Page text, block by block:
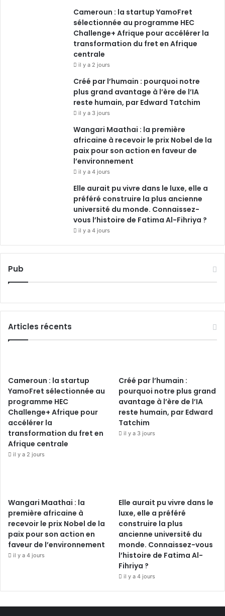
Cameroun : la startup YamoFret
sélectionnée au programme HEC
Challenge+ Afrique pour accélérer la
transformation du fret en Afrique
centrale
il y a 2 jours
Créé par l’humain : pourquoi notre
plus grand avantage à l’ère de l’IA
reste humain, par Edward Tatchim
il y a 3 jours
Wangari Maathai : la première
africaine à recevoir le prix Nobel de la
paix pour son action en faveur de
l’environnement
il y a 4 jours
Elle aurait pu vivre dans le luxe, elle a
préféré construire la plus ancienne
université du monde. Connaissez-
vous l’histoire de Fatima Al-Fihriya ?
il y a 4 jours
Pub
Articles récents
Cameroun : la startup
YamoFret sélectionnée au
programme HEC
Challenge+ Afrique pour
accélérer la
transformation du fret en
Afrique centrale
il y a 2 jours
Créé par l’humain :
pourquoi notre plus grand
avantage à l’ère de l’IA
reste humain, par Edward
Tatchim
il y a 3 jours
Wangari Maathai : la
première africaine à
recevoir le prix Nobel de la
paix pour son action en
faveur de l’environnement
il y a 4 jours
Elle aurait pu vivre dans le
luxe, elle a préféré
construire la plus
ancienne université du
monde. Connaissez-vous
l’histoire de Fatima Al-
Fihriya ?
il y a 4 jours